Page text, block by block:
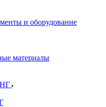
и оборудование
материалы